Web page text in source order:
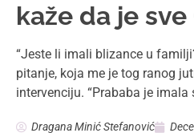
Radionica o pravima žena u
zdravlja održana je
Fondaciom za osnaživanje
predavač Aida
Mamacom&ja December 23,